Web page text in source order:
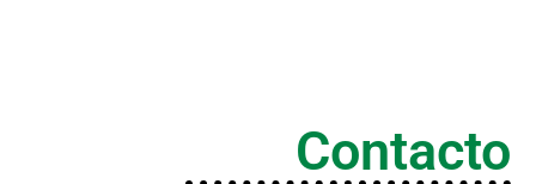
Contacto